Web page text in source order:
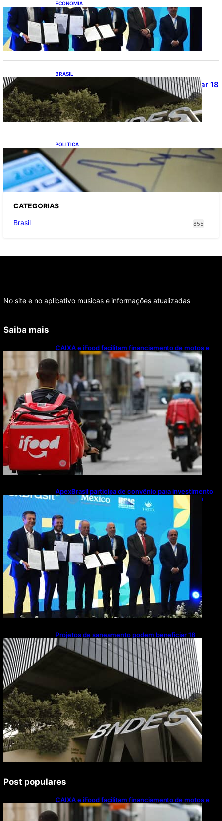
ECONOMIA
ApexBrasil participa de convênio para
investimento de R$ 2,63 milhões em
exportações de cachaça
BRASIL
Projetos de saneamento podem beneficiar 18
milhões de brasileiros
POLITICA
TCU lista mais de 6 mil responsáveis com
contas irregulares; Nordeste e Sudeste
concentram maioria dos nomes
CATEGORIAS
Brasil
855
No site e no aplicativo musicas e informações atualizadas
Saiba mais
CAIXA e iFood facilitam financiamento de motos e
bicicletas elétricas para entregadores
ApexBrasil participa de convênio para investimento
de R$ 2,63 milhões em exportações de cachaça
Projetos de saneamento podem beneficiar 18
milhões de brasileiros
Post populares
CAIXA e iFood facilitam financiamento de motos e
bicicletas elétricas para entregadores